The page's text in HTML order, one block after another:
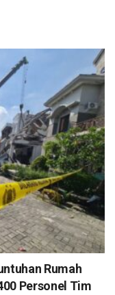
Rumah
Personel Tim